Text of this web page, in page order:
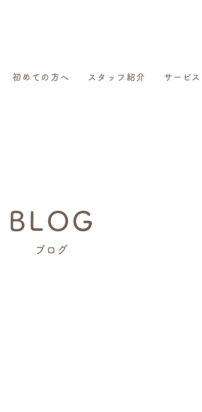
初めての方へ スタッフ紹介 サービ
BLOG
ブログ